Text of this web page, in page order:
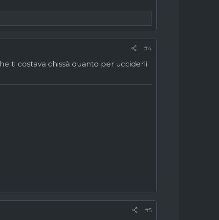
#4
ti costava chissà quanto per ucciderli
#5